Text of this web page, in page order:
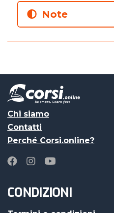
Note
Chi siamo
Contatti
Perché Corsi.online?
CONDIZIONI